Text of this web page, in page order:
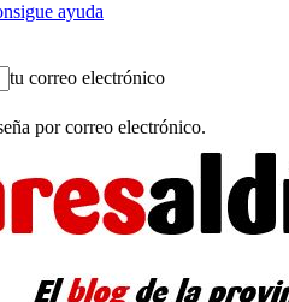
ayuda
tu correo electrónico
por correo electrónico.